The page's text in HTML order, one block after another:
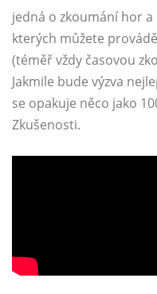
jedná o zkoumání hor
kterých můžete
(téměř vždy časovou
Jakmile bude výzva
se opakuje něco jako
Zkušenosti.